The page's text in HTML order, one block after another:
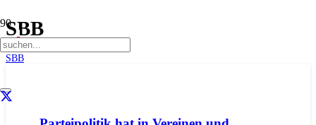
SBB
Start
SBB